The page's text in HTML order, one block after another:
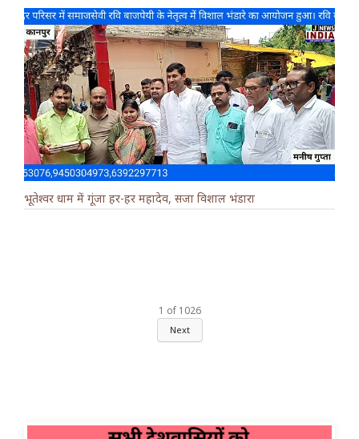
भूतेश्वर धाम में गूंजा हर-हर महादेव, सजा विशाल भंडारा
1 of 1026
Next